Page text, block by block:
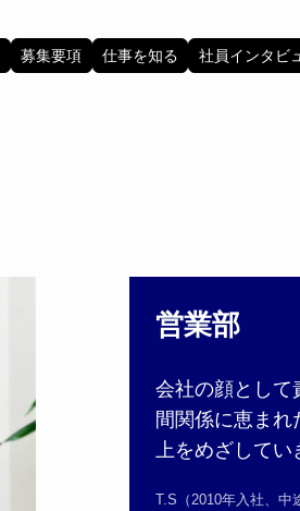
募集要項 仕事を知る 社員インタビ
営業部
会社の顔として
間関係に恵まれ
上をめざしてい
T.S（2010年入社、中